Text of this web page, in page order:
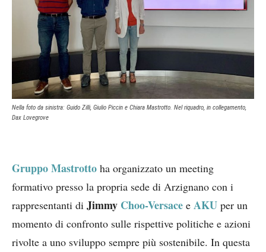
Nella foto da sinistra: Guido Zilli, Giulio Piccin e Chiara Mastrotto. Nel riquadro, in collegamento,
Dax Lovegrove
Gruppo Mastrotto ha organizzato un meeting
formativo presso la propria sede di Arzignano con i
rappresentanti di Jimmy Choo-Versace e AKU per un
momento di confronto sulle rispettive politiche e azioni
rivolte a uno sviluppo sempre più sostenibile. In questa